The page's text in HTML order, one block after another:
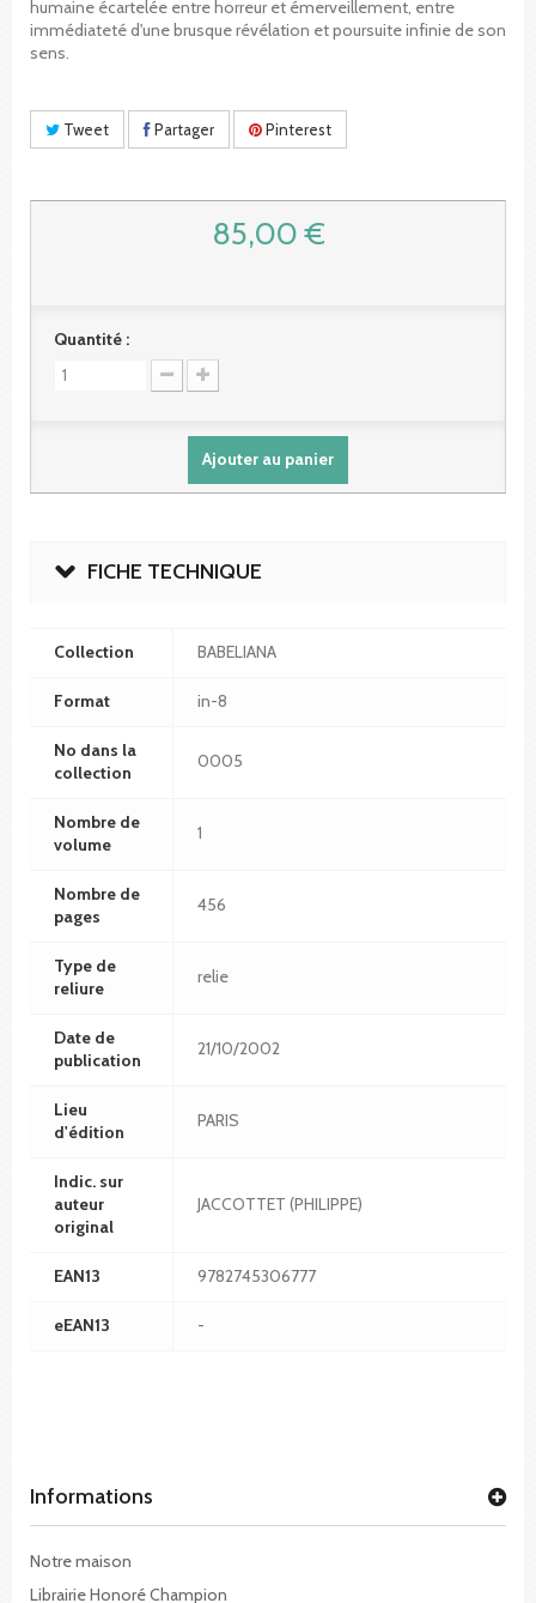
humaine écartelée entre horreur et émerveillement, entre
immédiateté d'une brusque révélation et poursuite infinie de son
sens.
Tweet Partager Pinterest
85,00 €
Quantité :
Ajouter au panier
FICHE TECHNIQUE
Collection BABELIANA
Format in-8
No dans la
collection
0005
Nombre de
volume
1
Nombre de
pages
456
Type de
reliure
relie
Date de
publication
21/10/2002
Lieu
d'édition
PARIS
Indic. sur
auteur
original
JACCOTTET (PHILIPPE)
EAN13 9782745306777
eEAN13 -
Informations
Notre maison
Librairie Honoré Champion